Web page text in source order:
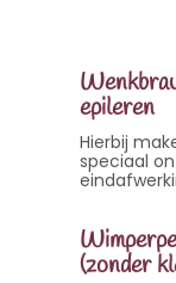
epileren
Hierbij
speciaal
(zonder